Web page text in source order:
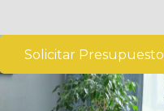
Solicitar Presupuesto